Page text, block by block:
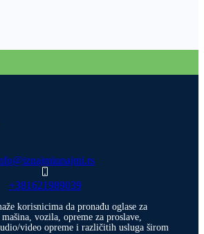
+381621989039
korisnicima da pronađu oglase za
vozila, opreme za proslave,
video opreme i različitih usluga širom